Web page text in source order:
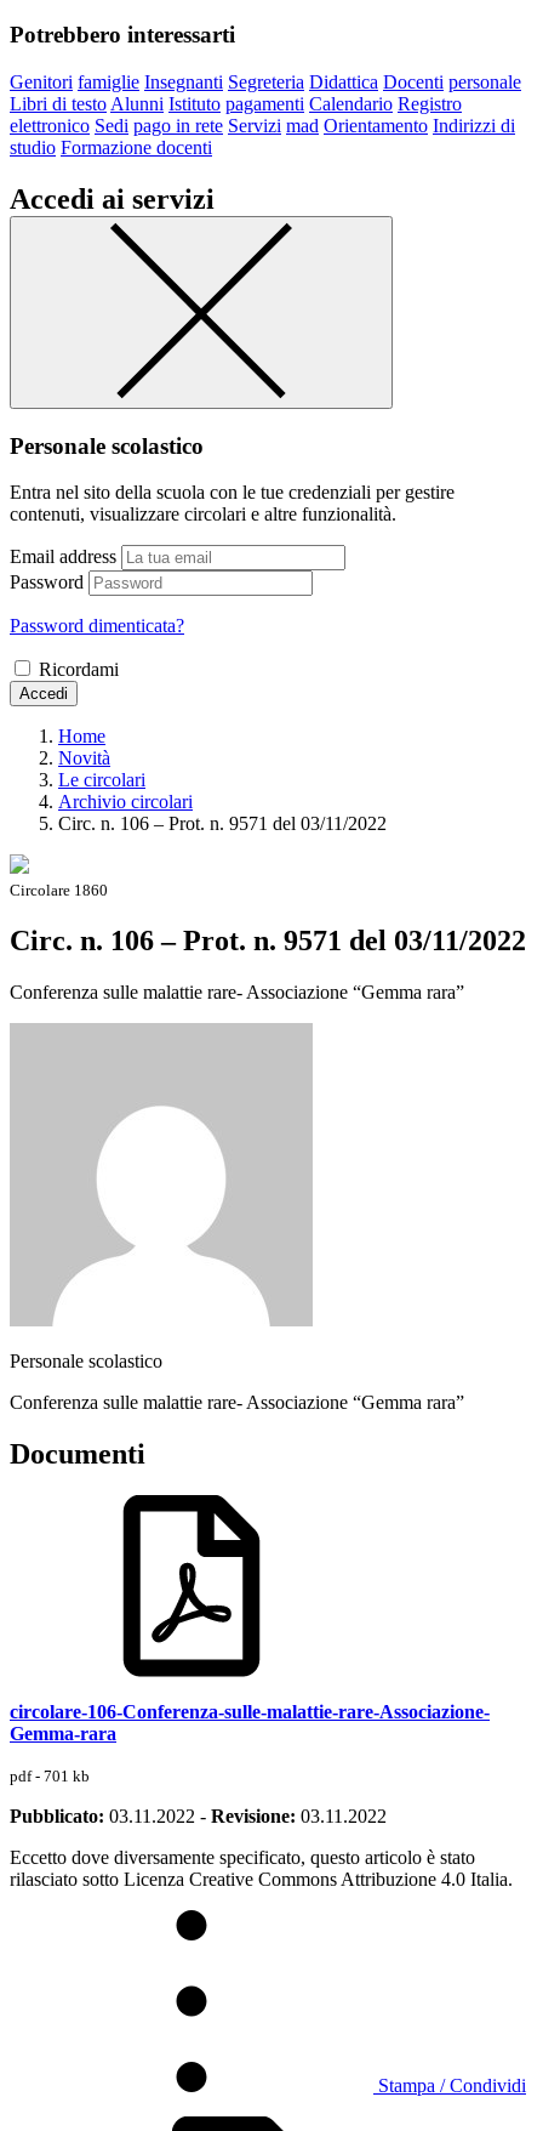
Potrebbero interessarti
Genitori famiglie Insegnanti Segreteria Didattica Docenti personale
Libri di testo Alunni Istituto pagamenti Calendario Registro
elettronico Sedi pago in rete Servizi mad Orientamento Indirizzi di
studio Formazione docenti
Accedi ai servizi
Personale scolastico
Entra nel sito della scuola con le tue credenziali per gestire
contenuti, visualizzare circolari e altre funzionalità.
Email address
Password
Password dimenticata?
Ricordami
Accedi
Home
Novità
Le circolari
Archivio circolari
Circ. n. 106 – Prot. n. 9571 del 03/11/2022
Circolare 1860
Circ. n. 106 – Prot. n. 9571 del 03/11/2022
Conferenza sulle malattie rare- Associazione “Gemma rara”
Personale scolastico
Conferenza sulle malattie rare- Associazione “Gemma rara”
Documenti
circolare-106-Conferenza-sulle-malattie-rare-Associazione-
Gemma-rara
pdf - 701 kb
Pubblicato: 03.11.2022 - Revisione: 03.11.2022
Eccetto dove diversamente specificato, questo articolo è stato
rilasciato sotto Licenza Creative Commons Attribuzione 4.0 Italia.
Stampa / Condividi